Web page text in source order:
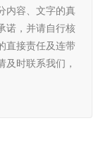
内容、文字的真
诺，并请自行核
直接责任及连带
时联系我们，